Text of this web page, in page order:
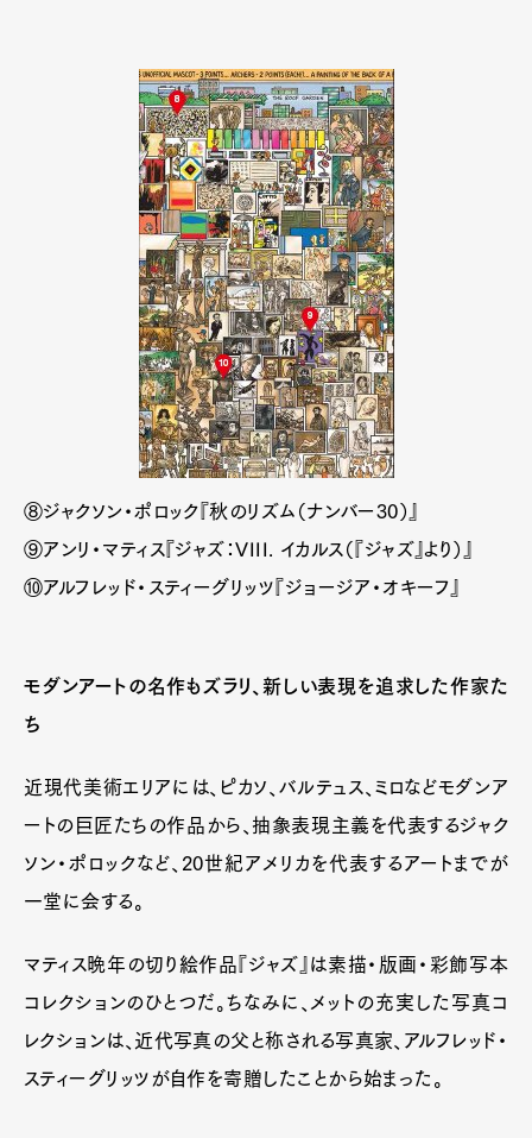
Pen Meet
Pen international Pen tw
⑧ジャクソン・ポロック『秋のリズム（ナンバー30）』
⑨アンリ・マティス『ジャズ：VIII. イカルス（『ジャズ』より）』
⑩アルフレッド・スティーグリッツ『ジョージア・オキーフ』
モダンアートの名作もズラリ、新しい表現を追求した作家た
ち
近現代美術エリアには、ピカソ、バルテュス、ミロなどモダンア
ートの巨匠たちの作品から、抽象表現主義を代表するジャク
ソン・ポロックなど、20世紀アメリカを代表するアートまでが
一堂に会する。
マティス晩年の切り絵作品『ジャズ』は素描・版画・彩飾写本
コレクションのひとつだ。ちなみに、メットの充実した写真コ
レクションは、近代写真の父と称される写真家、アルフレッド・
スティーグリッツが自作を寄贈したことから始まった。